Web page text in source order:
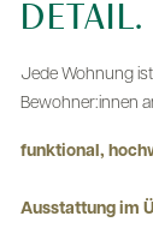
DETAIL.
Jede Wohnung
Bewohner:innen
funktional,
Ausstattung im